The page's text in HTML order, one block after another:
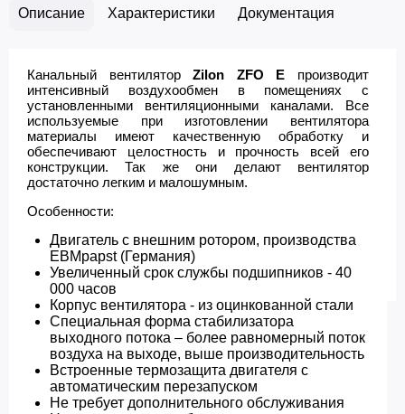
Описание Характеристики Документация
Канальный вентиляторZilon ZFO E производит
интенсивный воздухообмен в помещениях с
установленными вентиляционными каналами. Все
используемые при изготовлении вентилятора
материалы имеют качественную обработку и
обеспечивают целостность и прочность всей его
конструкции. Так же они делают вентилятор
достаточно легким и малошумным.
Особенности:
Двигатель с внешним ротором, производства
EBMpapst (Германия)
Увеличенный срок службы подшипников - 40
000 часов
Корпус вентилятора - из оцинкованной стали
Специальная форма стабилизатора
выходного потока – более равномерный поток
воздуха на выходе, выше производительность
Встроенные термозащита двигателя с
автоматическим перезапуском
Не требует дополнительного обслуживания